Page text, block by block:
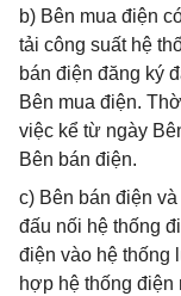
b) Bên mua điện
tải công suất hệ
bán điện đăng ký
Bên mua điện.
việc kể từ ngày
Bên bán điện.
c) Bên bán điện
đấu nối hệ thống
điện vào hệ thống
hợp hệ thống điện